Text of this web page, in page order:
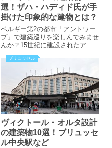
選！ザハ・ハディド氏が手
掛けた印象的な建物とは？
ベルギー第2の都市「アントワー
プ」で建築巡りを楽しんでみませ
んか？15世紀に建設されたアン
ーベンスのパトロンだった人物の
邸宅とは？ザハ・ハディド氏が手
掛けた建物は異彩を放っていた？
注目すべき建物を紹介！
ブリュッセル
ヴィクトール・オルタ設計
の建築物10選！ブリュッセ
ル中央駅など